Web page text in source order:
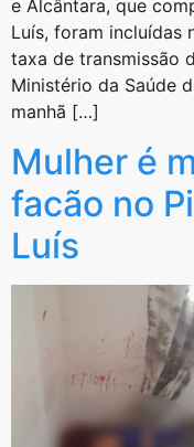
e Alcântara, que
Luís, foram incluídas
taxa de transmissão
Ministério da Saúde
manhã […]
Mulher é
facão no
Luís